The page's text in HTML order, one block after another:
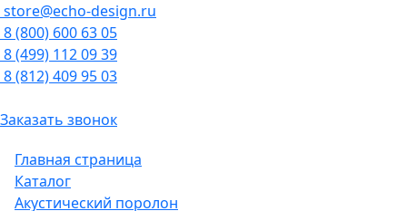
store@echo-design.ru
8 (800) 600 63 05
8 (499) 112 09 39
8 (812) 409 95 03
Заказать звонок
Главная страница
Каталог
Акустический поролон